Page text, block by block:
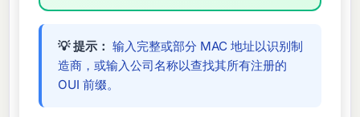
💡 提示： 输入完整或部分 MAC 地址以识别制
造商，或输入公司名称以查找其所有注册的
OUI 前缀。